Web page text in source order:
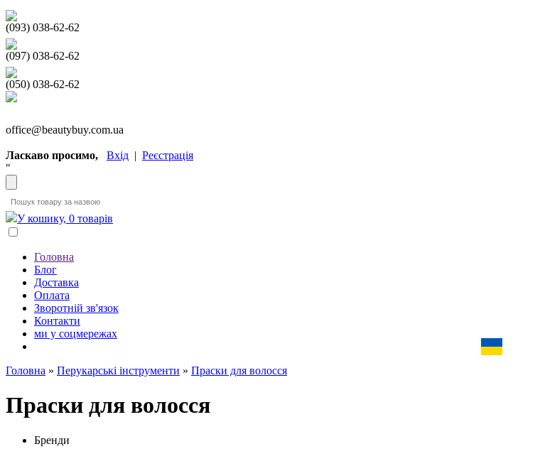
(093) 038-62-62
(097) 038-62-62
(050) 038-62-62
office@beautybuy.com.ua
Ласкаво просимо, Вхід | Реєстрація
"
У кошику, 0 товарів
Головна
Блог
Доставка
Оплата
Зворотній зв'язок
Контакти
ми у соцмережах
Головна » Перукарські інструменти » Праски для волосся
Праски для волосся
Бренди